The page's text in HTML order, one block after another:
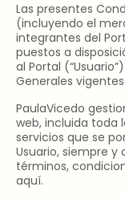
Las presentes
(incluyendo el
integrantes del
puestos a
al Portal
Generales
PaulaVicedo
web, incluida toda
servicios que se
Usuario, siempre
términos,
aquí.